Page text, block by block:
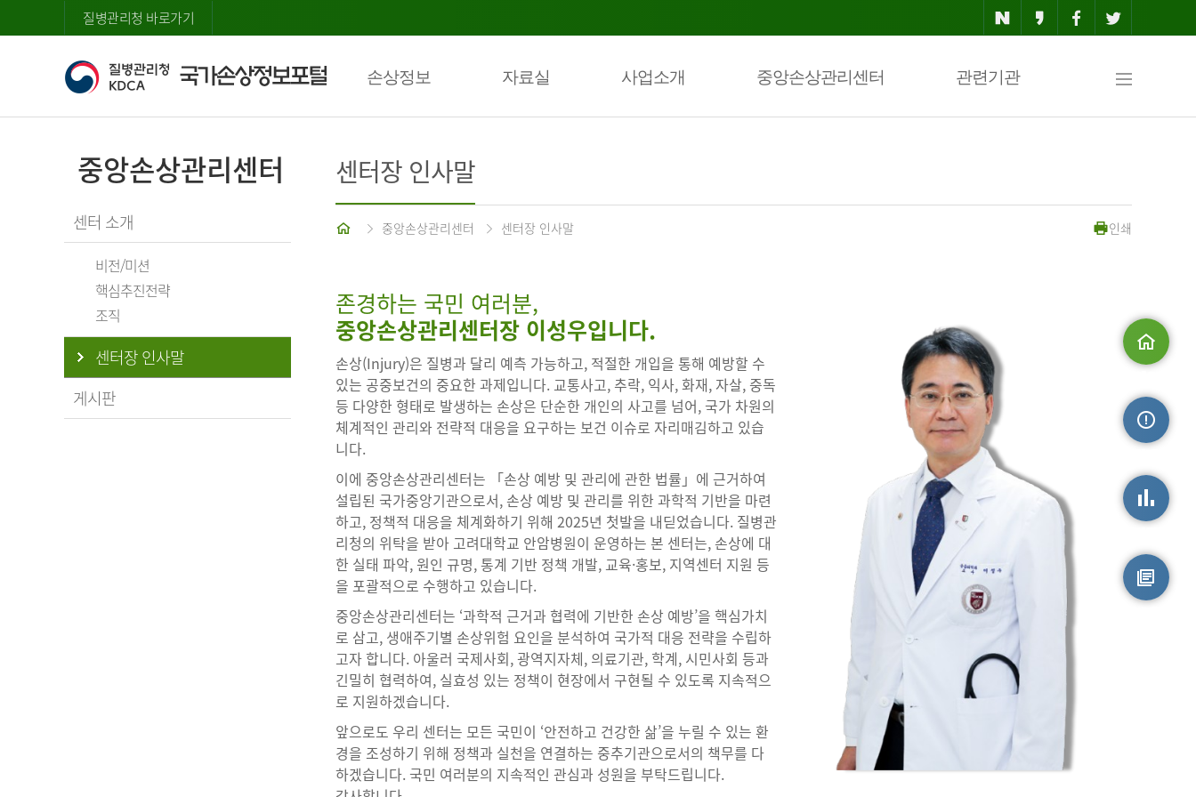
질병관리청 바로가기
손상정보 자료실 사업소개 중앙손상관리센터 관련기관
맵
중앙손상관리센터
센터 소개
비전/미션
핵심추진전략
조직
센터장 인사말
게시판
센터장 인사말
중앙손상관리센터 센터장 인사말 인쇄
존경하는 국민 여러분,
중앙손상관리센터장 이성우입니다.
손상(Injury)은 질병과 달리 예측 가능하고, 적절한 개입을 통해 예방할 수
있는 공중보건의 중요한 과제입니다. 교통사고, 추락, 익사, 화재, 자살, 중독
등 다양한 형태로 발생하는 손상은 단순한 개인의 사고를 넘어, 국가 차원의
체계적인 관리와 전략적 대응을 요구하는 보건 이슈로 자리매김하고 있습
니다.
이에 중앙손상관리센터는 「손상 예방 및 관리에 관한 법률」에 근거하여
설립된 국가중앙기관으로서, 손상 예방 및 관리를 위한 과학적 기반을 마련
하고, 정책적 대응을 체계화하기 위해 2025년 첫발을 내딛었습니다. 질병관
리청의 위탁을 받아 고려대학교 안암병원이 운영하는 본 센터는, 손상에 대
한 실태 파악, 원인 규명, 통계 기반 정책 개발, 교육·홍보, 지역센터 지원 등
을 포괄적으로 수행하고 있습니다.
중앙손상관리센터는 ‘과학적 근거과 협력에 기반한 손상 예방’을 핵심가치
로 삼고, 생애주기별 손상위험 요인을 분석하여 국가적 대응 전략을 수립하
고자 합니다. 아울러 국제사회, 광역지자체, 의료기관, 학계, 시민사회 등과
긴밀히 협력하여, 실효성 있는 정책이 현장에서 구현될 수 있도록 지속적으
로 지원하겠습니다.
앞으로도 우리 센터는 모든 국민이 ‘안전하고 건강한 삶’을 누릴 수 있는 환
경을 조성하기 위해 정책과 실천을 연결하는 중추기관으로서의 책무를 다
하겠습니다. 국민 여러분의 지속적인 관심과 성원을 부탁드립니다.